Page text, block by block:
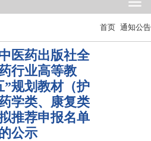
首页 通知公告
医药出版社全
行业高等教
”规划教材（护
学类、康复类
推荐申报名单
公示